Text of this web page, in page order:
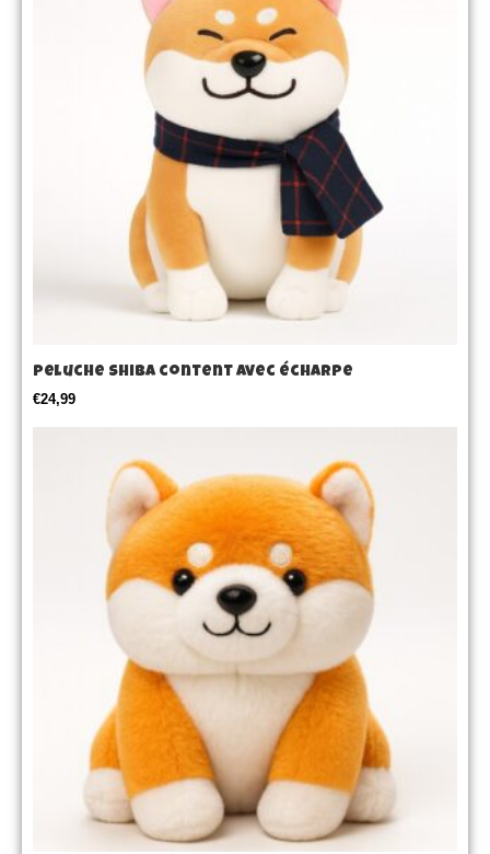
Peluche Shiba content avec écharpe
€24,99